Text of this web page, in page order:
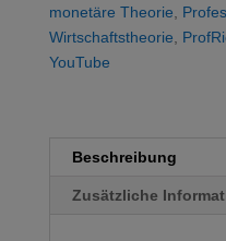
monetäre Theorie,
Wirtschaftstheorie,
YouTube
Beschreibung
Zusätzliche